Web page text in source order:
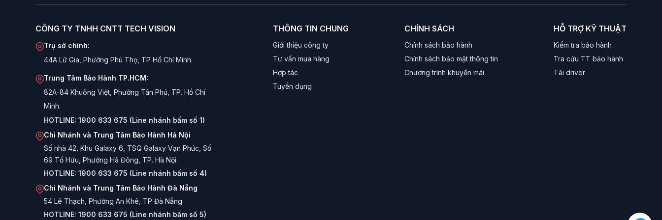
kiệm tối đa cho học sinh, sinh viên.
Các dòng tai nghe Bosston/VSP thường có dây cáp to, chắc chắn, chịu được va đập và tần suất sử dụng cao tại các phòng game
công cộng.
Âm thanh to, rõ:
Màng loa (Driver) kích thước lớn (thường là 40mm hoặc 50mm) cho âm lượng lớn, bass khỏe, đáp ứng tốt nhu cầu nghe tiếng bước chân trong
game FPS.
Kết nối đơn giản:Sử dụng jack 3.5mm hoặc USB thông dụng, cắm là chạy (Plug & Play), không cần cài đặt driver phức tạp.
Các dòng Tai nghe phổ biến
1. Tai nghe Gaming có LED (Bosston/VSP)
Tiêu biểu:
Bosston HS-09, HS-12, Run Mus K8
Dòng sản phẩm bán chạy nhất. Thiết kế hầm hố, ốp tai da êm ái, có đèn LED 7 màu tự động đổi. Phù hợp cho game thủ và các phòng máy iCafe.
2. Tai nghe Văn phòng & Học tập
Tiêu biểu:
Thiết kế gọn nhẹ hơn, không quá cầu kỳ, tập trung vào khả năng đàm thoại rõ ràng qua micro để phục vụ học Zoom, Google Meet.
CÔNG TY TNHH CNTT TECH VISION
Trụ sở chính:
44A Lữ Gia, Phường Phú Thọ, TP Hồ Chí Minh.
Trung Tâm Bảo Hành TP.HCM:
82A-84 Khuông Việt, Phường Tân Phú, TP. Hồ Chí
Minh.
HOTLINE: 1900 633 675 (Line nhánh bấm số 1)
Chi Nhánh và Trung Tâm Bảo Hành Hà Nội
Số nhà 42, Khu Galaxy 6, TSQ Galaxy Vạn Phúc, Số
69 Tố Hữu, Phường Hà Đông, TP. Hà Nội.
HOTLINE: 1900 633 675 (Line nhánh bấm số 4)
Chi Nhánh và Trung Tâm Bảo Hành Đà Nẵng
54 Lê Thạch, Phường An Khê, TP Đà Nẵng.
HOTLINE: 1900 633 675 (Line nhánh bấm số 5)
THÔNG TIN CHUNG
Giới thiệu công ty
Tư vấn mua hàng
Hợp tác
Tuyển dụng
CHÍNH SÁCH
Chính sách bảo hành
Chính sách bảo mật thông tin
Chương trình khuyến mãi
HỖ TRỢ KỸ THUẬT
Kiểm tra bảo hành
Tra cứu TT bảo hành
Tải driver